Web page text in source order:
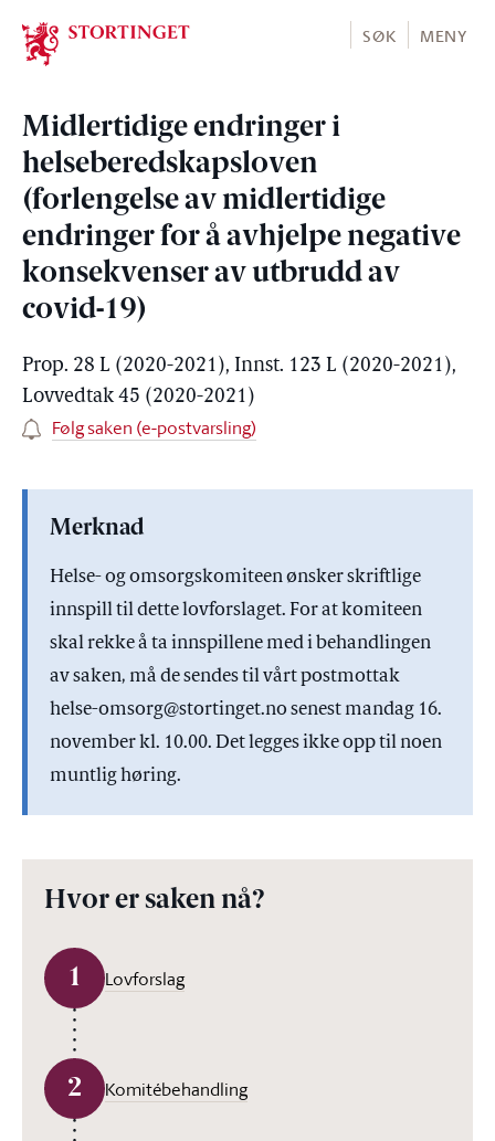
Stortinget.no
SØK MENY
Midlertidige endringer i
helseberedskapsloven
(forlengelse av midlertidige
endringer for å avhjelpe negative
konsekvenser av utbrudd av
covid-19)
Prop. 28 L (2020-2021), Innst. 123 L (2020-2021),
Lovvedtak 45 (2020-2021)
Følg saken (e-postvarsling)
Merknad
Helse- og omsorgskomiteen ønsker skriftlige
innspill til dette lovforslaget. For at komiteen
skal rekke å ta innspillene med i behandlingen
av saken, må de sendes til vårt postmottak
helse-omsorg@stortinget.no senest mandag 16.
november kl. 10.00. Det legges ikke opp til noen
muntlig høring.
Hvor er saken nå?
1 Lovforslag
2 Komitébehandling